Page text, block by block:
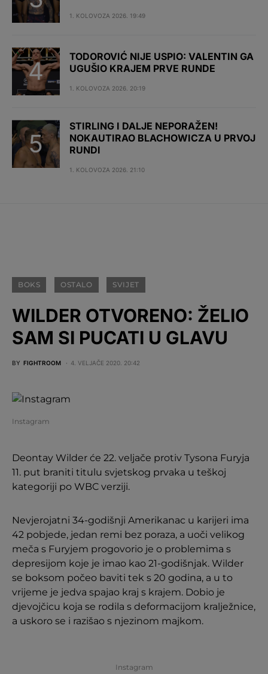
1. KOLOVOZA 2026. 19:49
TODOROVIĆ NIJE USPIO: VALENTIN GA
UGUŠIO KRAJEM PRVE RUNDE
1. KOLOVOZA 2026. 20:19
STIRLING I DALJE NEPORAŽEN!
NOKAUTIRAO BLACHOWICZA U PRVOJ
RUNDI
1. KOLOVOZA 2026. 21:10
BOKS OSTALO SVIJET
WILDER OTVORENO: ŽELIO
SAM SI PUCATI U GLAVU
BY FIGHTROOM 4. VELJAČE 2020. 20:42
Instagram
Deontay Wilder će 22. veljače protiv Tysona Furyja
11. put braniti titulu svjetskog prvaka u teškoj
kategoriji po WBC verziji.
Nevjerojatni 34-godišnji Amerikanac u karijeri ima
42 pobjede, jedan remi bez poraza, a uoči velikog
meča s Furyjem progovorio je o problemima s
depresijom koje je imao kao 21-godišnjak. Wilder
se boksom počeo baviti tek s 20 godina, a u to
vrijeme je jedva spajao kraj s krajem. Dobio je
djevojčicu koja se rodila s deformacijom kralježnice,
a uskoro se i razišao s njezinom majkom.
Instagram